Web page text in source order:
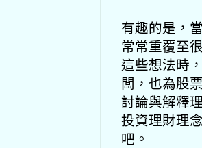
有趣的是，
常常重覆至
這些想法時
闆，也為股
討論與解釋
投資理財理
吧。